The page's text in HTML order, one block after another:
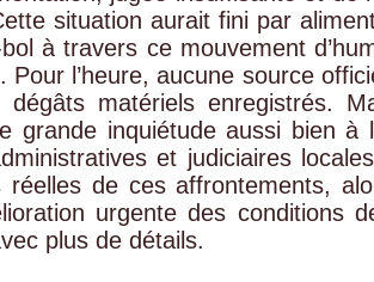
situation aurait fini par
à travers ce mouvement
l’heure, aucune source
matériels enregistrés.
grande inquiétude aussi bien à
et judiciaires
de ces affrontements,
urgente des conditions
plus de détails.